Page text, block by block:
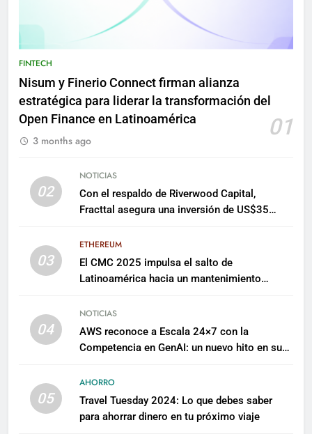
FINTECH
Nisum y Finerio Connect firman alianza
estratégica para liderar la transformación del
Open Finance en Latinoamérica
01
3 months ago
02
NOTICIAS
Con el respaldo de Riverwood Capital,
Fracttal asegura una inversión de US$35
03
ETHEREUM
El CMC 2025 impulsa el salto de
Latinoamérica hacia un mantenimiento
04
NOTICIAS
AWS reconoce a Escala 24×7 con la
Competencia en GenAI: un nuevo hito en su
05
AHORRO
Travel Tuesday 2024: Lo que debes saber
para ahorrar dinero en tu próximo viaje